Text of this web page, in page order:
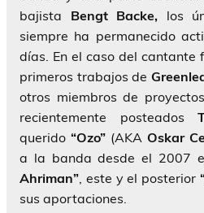
bajista Bengt Backe, los
siempre ha permanecido
días. En el caso del cantante
primeros trabajos de
otros miembros de
recientemente posteados
querido “Ozo” (AKA Oskar
a la banda desde el 2007
Ahriman”, este y el posterior
sus aportaciones.